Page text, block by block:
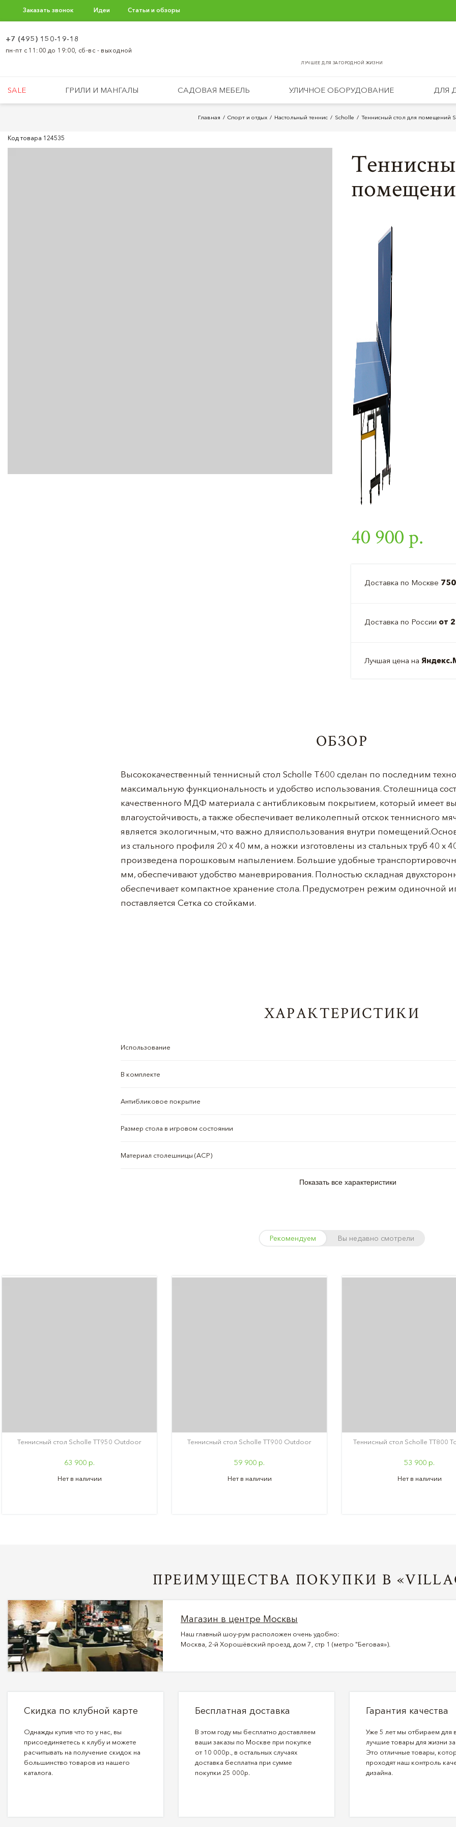
Заказать звонок Идеи Статьи и обзоры
ЛУЧШЕЕ ДЛЯ ЗАГОРОДНОЙ ЖИЗНИ
+7 (495) 150-19-18
пн-пт с 11:00 до 19:00, сб-вс - выходной
SALE ГРИЛИ И МАНГАЛЫ САДОВАЯ МЕБЕЛЬ УЛИЧНОЕ ОБОРУДОВАНИЕ ДЛЯ
Главная Спорт и отдых Настольный теннис Scholle Теннисный стол для помещений
Код товара 124535
40 900 р.
Доставка по Москве
Доставка по России от
Лучшая цена на
ОБЗОР
Высококачественный теннисный стол Scholle T600 сделан по последним
максимальную функциональность и удобство использования. Столешница
качественного МДФ материала с антибликовым покрытием, который имеет
влагоустойчивость, а также обеспечивает великолепный отскок теннисного
является экологичным, что важно дляиспользования внутри
из стального профиля 20 х 40 мм, а ножки изготовлены из стальных труб 40 х
произведена порошковым напылением. Большие удобные
мм, обеспечивают удобство маневрирования. Полностью складная
обеспечивает компактное хранение стола. Предусмотрен режим одиночной
поставляется Сетка со стойками.
ХАРАКТЕРИСТИКИ
Использование
В комплекте
Антибликовое покрытие
Размер стола в игровом состоянии
Материал столешницы (АСР)
Показать все характеристики
Рекомендуем Вы недавно смотрели
Теннисный стол Scholle TТ950 Outdoor
63 900 р.
Нет в наличии
Теннисный стол Scholle TТ900 Outdoor
59 900 р.
Нет в наличии
Теннисный стол Scholle TТ800
53 900 р.
Нет в наличии
ПРЕИМУЩЕСТВА ПОКУПКИ В
Магазин в центре Москвы
Наш главный шоу-рум расположен очень удобно:
Москва, 2-й Хорошёвский проезд, дом 7, стр 1 (метро "Беговая»).
Скидка по клубной карте
Однажды купив что то у нас, вы
присоединяетесь к клубу и можете
расчитывать на получение скидок на
большинство товаров из нашего
каталога.
Бесплатная доставка
В этом году мы бесплатно доставляем
ваши заказы по Москве при покупке
от 10 000р., в остальных случаях
доставка бесплатна при сумме
покупки 25 000р.
Гарантия качества
Уже 5 лет мы отбираем для
лучшие товары для жизни
Это отличные товары,
проходят наш контроль
дизайна.